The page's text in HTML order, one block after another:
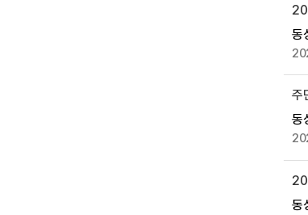
성
일
회
등
을
제
공
동
주
동
동